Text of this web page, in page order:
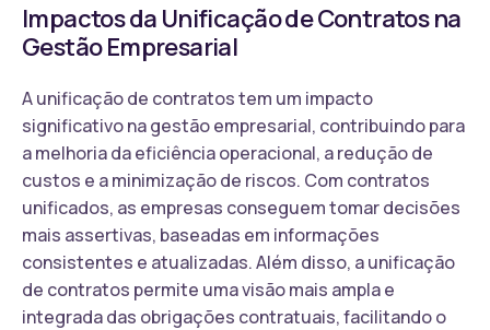
Impactos da Unificação de Contratos na
Gestão Empresarial
A unificação de contratos tem um impacto
significativo na gestão empresarial, contribuindo para
a melhoria da eficiência operacional, a redução de
custos e a minimização de riscos. Com contratos
unificados, as empresas conseguem tomar decisões
mais assertivas, baseadas em informações
consistentes e atualizadas. Além disso, a unificação
de contratos permite uma visão mais ampla e
integrada das obrigações contratuais, facilitando o